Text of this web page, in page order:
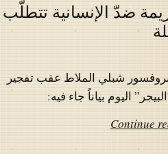
ضدّ الإنسانية تتطلّب
شبلي الملاط عقب تفجير
اليوم بياناً جاء فيه:
Continue